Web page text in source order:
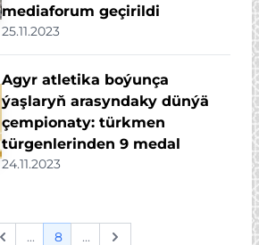
mediaforum geçirildi
25.11.2023
Agyr atletika boýunça
ýaşlaryň arasyndaky dünýä
çempionaty: türkmen
türgenlerinden 9 medal
24.11.2023
... 8 ...